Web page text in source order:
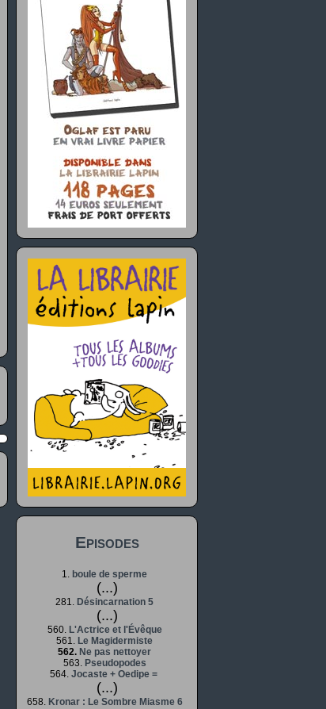
Episodes
1. boule de sperme
(...)
281. Désincarnation 5
(...)
560. L'Actrice et l'Évêque
561. Le Magidermiste
562. Ne pas nettoyer
563. Pseudopodes
564. Jocaste + Oedipe =
(...)
658. Kronar : Le Sombre Miasme 6